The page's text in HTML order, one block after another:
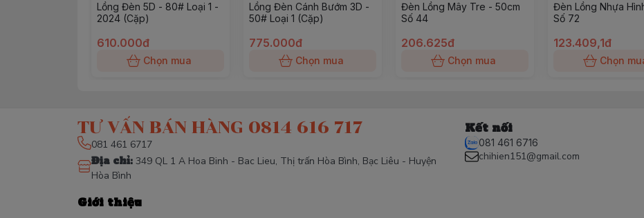
Lồng Đèn 5D - 80# Loại 1 -
2024 (Cặp)
610.000đ
Chọn mua
Lồng Đèn Cánh Bướm 3D -
50# Loại 1 (Cặp)
775.000đ
Chọn mua
Đèn Lồng Mây Tre - 50cm
Số 44
206.625đ
Chọn mua
Đèn Lồng Nhựa
Số 72
123.409,1đ
Chọn
TƯ VẤN BÁN HÀNG 0814 616 717
081 461 6717
Địa chỉ: 349 QL 1 A Hoa Binh - Bac Lieu, Thị trấn Hòa Bình, Bạc Liêu - Huyện
Hòa Bình
Kết nối
081 461 6716
chihien151@gmail.com
Giới thiệu